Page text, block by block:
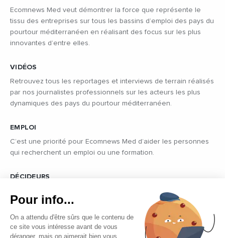
Ecomnews Med veut démontrer la force que représente le
tissu des entreprises sur tous les bassins d’emploi des pays du
pourtour méditerranéen en réalisant des focus sur les plus
innovantes d’entre elles.
VIDÉOS
Retrouvez tous les reportages et interviews de terrain réalisés
par nos journalistes professionnels sur les acteurs les plus
dynamiques des pays du pourtour méditerranéen.
EMPLOI
C’est une priorité pour Ecomnews Med d’aider les personnes
qui recherchent un emploi ou une formation.
DÉCIDEURS
politique des pays du pourtour de la Méditerranée.
Pour info...
On a attendu d'être sûrs que le contenu de
ce site vous intéresse avant de vous
déranger, mais on aimerait bien vous